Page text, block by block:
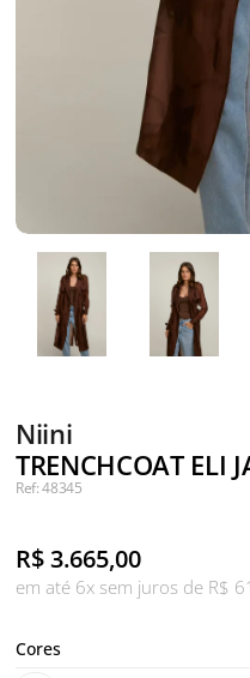
Niini
TRENCHCOAT ELI
Ref: 48345
R$3.665,00
em até 6x sem juros de R$
Cores